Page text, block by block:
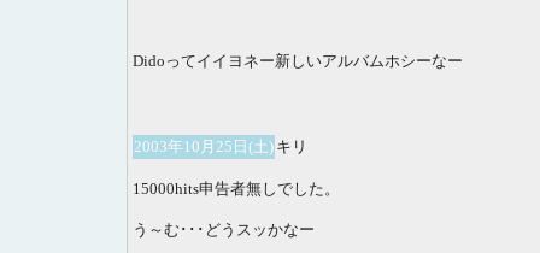
Didoってイイヨネー新しいアルバムホシーなー
2003年10月25日(土) キリ
15000hits申告者無しでした。
う～む･･･どうスッかなー